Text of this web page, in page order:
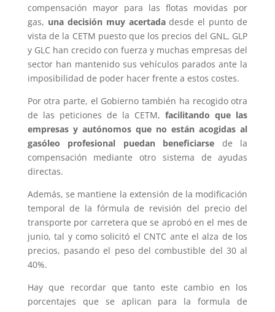
compensación mayor para las flotas movidas por
gas, una decisión muy acertadadesde el punto de
vista de la CETM puesto que los precios del GNL, GLP
y GLC han crecido con fuerza y muchas empresas del
sector han mantenido sus vehículos parados ante la
imposibilidad de poder hacer frente a estos costes.
Por otra parte, el Gobierno también ha recogido otra
de las peticiones de la CETM,facilitando que las
empresas y autónomos que no están acogidas al
gasóleo profesional puedan beneficiarse de la
compensación mediante otro sistema de ayudas
directas.
Además, se mantiene la extensión de la modificación
temporal de la fórmula de revisión del precio del
transporte por carretera que se aprobó en el mes de
junio, tal y como solicitó el CNTC ante el alza de los
precios, pasando el peso del combustible del 30 al
40%.
Hay que recordar que tanto este cambio en los
porcentajes que se aplican para la formula de